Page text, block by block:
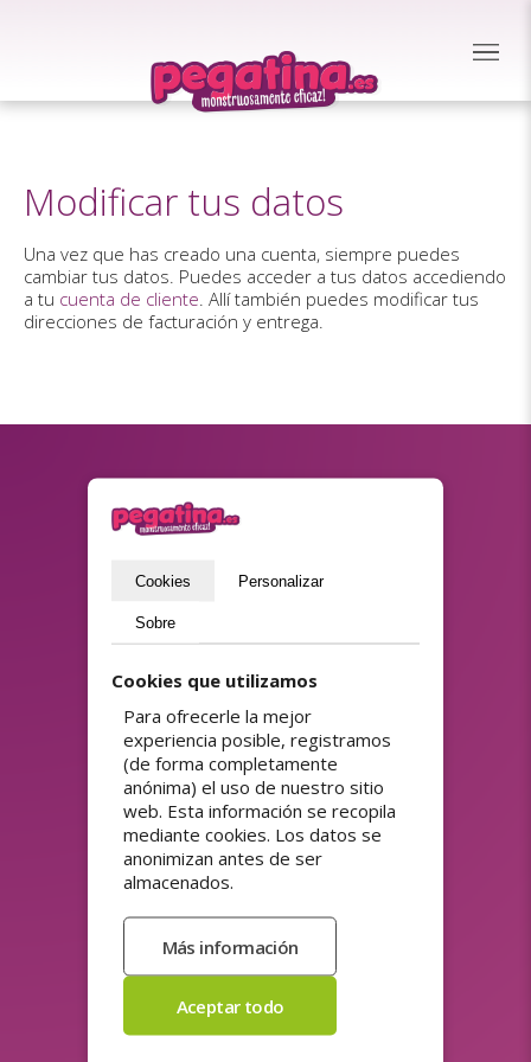
Modificar tus datos
Una vez que has creado una cuenta, siempre puedes
cambiar tus datos. Puedes acceder a tus datos accediendo
a tu cuenta de cliente. Allí también puedes modificar tus
direcciones de facturación y entrega.
¿Suscribirse al boletín?
(protección de datos)
Etiquetas de dirección
personalizadas
Etiquetas de precio
Etiquetas de productos
Etiquetas de seguridad
Imanes para coches
Pedir pegatinas publicitarias
Pegatinas con código QR
Pegatinas de alta adherencia
Pegatinas de códigos de
barras y códigos QR
Pegatinas de la APPCC
Pegatinas de papel
ecológicas
Pegatinas de puntos de
fidelidad
Pegatinas de venta
Pegatinas Doming (relieve
con nombre
Pegatinas publicitarias
Pegatinas reutilizables
ultradestructibles
Cookies Personalizar
Sobre
Cookies que utilizamos
Para ofrecerle la mejor
experiencia posible, registramos
(de forma completamente
anónima) el uso de nuestro sitio
web. Esta información se recopila
mediante cookies. Los datos se
anonimizan antes de ser
almacenados.